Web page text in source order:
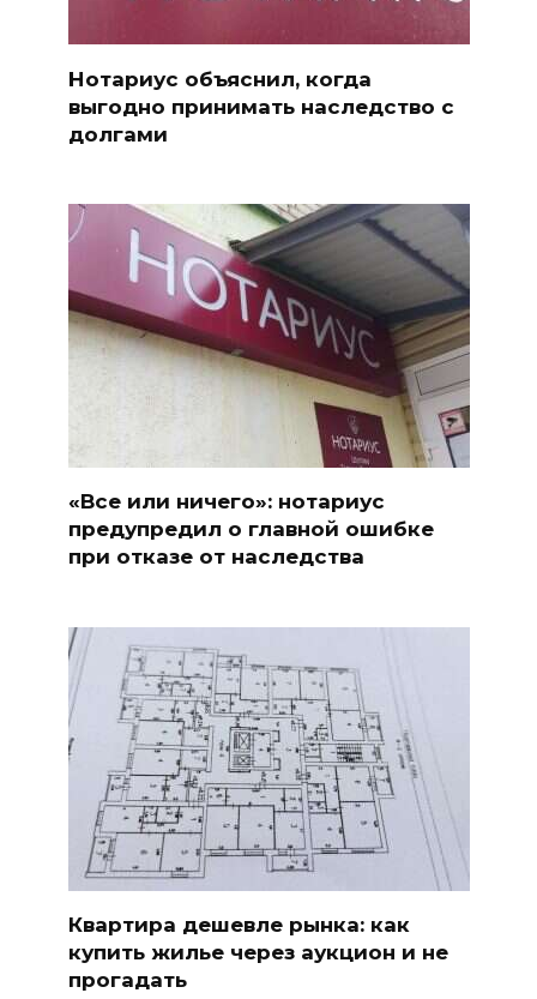
Нотариус объяснил, когда
выгодно принимать наследство с
долгами
«Все или ничего»: нотариус
предупредил о главной ошибке
при отказе от наследства
Квартира дешевле рынка: как
купить жилье через аукцион и не
прогадать